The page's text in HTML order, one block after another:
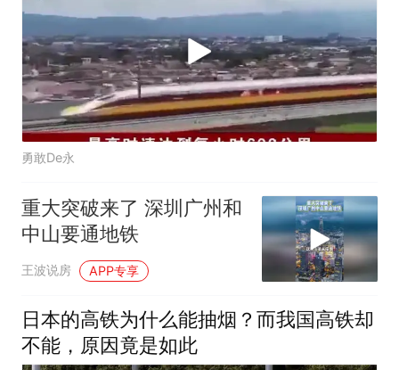
勇敢De永
重大突破来了 深圳广州和
中山要通地铁
王波说房 APP专享
日本的高铁为什么能抽烟？而我国高铁却
不能，原因竟是如此